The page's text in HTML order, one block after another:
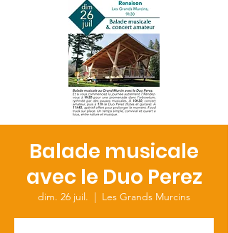
Balade musicale
avec le Duo Perez
dim. 26 juil.
  |
Les Grands Murcins